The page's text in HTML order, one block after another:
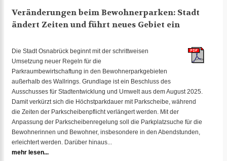
Veränderungen beim Bewohnerparken: Stadt
ändert Zeiten und führt neues Gebiet ein
Die Stadt Osnabrück beginnt mit der schrittweisen
Umsetzung neuer Regeln für die
Parkraumbewirtschaftung in den Bewohnerparkgebieten
außerhalb des Wallrings. Grundlage ist ein Beschluss des
Ausschusses für Stadtentwicklung und Umwelt aus dem August 2025.
Damit verkürzt sich die Höchstparkdauer mit Parkscheibe, während
die Zeiten der Parkscheibenpflicht verlängert werden. Mit der
Anpassung der Parkscheibenregelung soll die Parkplatzsuche für die
Bewohnerinnen und Bewohner, insbesondere in den Abendstunden,
erleichtert werden. Darüber hinaus...
mehr lesen...